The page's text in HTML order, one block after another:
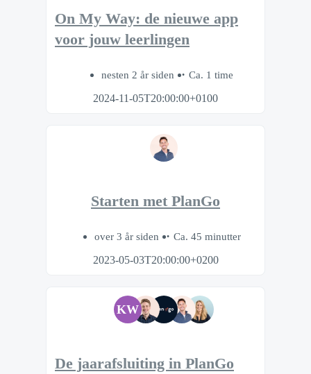
On My Way: de nieuwe app
voor jouw leerlingen
nesten 2 år siden
Ca. 1 time
2024-11-05T20:00:00+0100
Starten met PlanGo
over 3 år siden
Ca. 45 minutter
2023-05-03T20:00:00+0200
KW
De jaarafsluiting in PlanGo